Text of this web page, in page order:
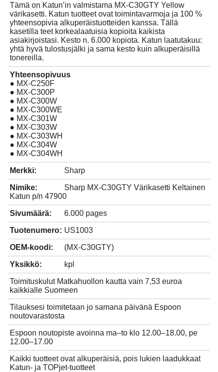
Tämä on Katun’in valmistama MX-C30GTY Yellow
värikasetti. Katun tuotteet ovat toimintavarmoja ja 100 %
yhteensopivia alkuperäistuotteiden kanssa. Tällä
kasetilla teet korkealaatuisia kopioita kaikista
asiakirjoistasi. Kesto n. 6.000 kopiota. Katun laatutakuu:
yhtä hyvä tulostusjälki ja sama kesto kuin alkuperäisillä
tonereilla.
Yhteensopivuus
● MX-C250F
● MX-C300P
● MX-C300W
● MX-C300WE
● MX-C301W
● MX-C303W
● MX-C303WH
● MX-C304W
● MX-C304WH
Merkki: Sharp
Nimike:
Sharp MX-C30GTY Värikasetti Keltainen
Katun p/n 47900
Sivumäärä: 6.000 pages
Tuotenumero: US1003
OEM-koodi: (MX-C30GTY)
Yksikkö: kpl
Toimituskulut Matkahuollon kautta vain 7,53 euroa
kaikkialle Suomeen
Tilauksesi toimitetaan jo samana päivänä Espoon
noutovarastosta
Espoon noutopiste avoinna ma–to klo 12.00–18.00, pe
12.00–17.00
Kaikki tuotteet ovat alkuperäisiä, pois lukien laadukkaat
Katun- ja TOPjet-tuotteet